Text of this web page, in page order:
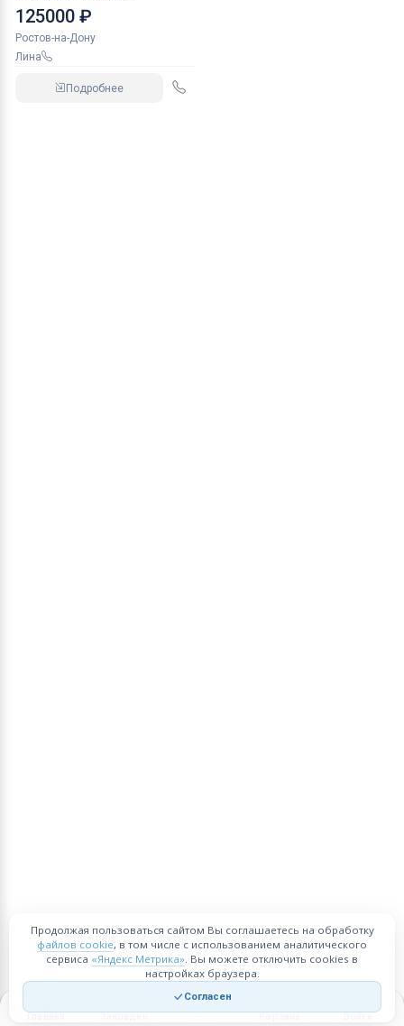
организации
видеонаблюдения
125000 ₽
Ростов-на-Дону
Лина
Подробнее
Главная Закладки Корзина Войти
Продолжая пользоваться сайтом Вы соглашаетесь на обработку
файлов cookie, в том числе с использованием аналитического
сервиса «Яндекс Метрика». Вы можете отключить cookies в
настройках браузера.
Согласен